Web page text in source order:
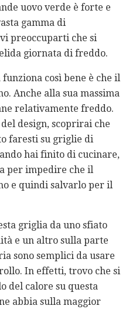
uovo verde è forte e
gamma di
preoccuparti che si
giornata di freddo.
così bene è che il
Anche alla sua massima
relativamente freddo.
design, scoprirai che
faresti su griglie di
hai finito di cucinare,
per impedire che il
e quindi salvarlo per il
griglia da uno sfiato
e un altro sulla parte
sono semplici da usare
In effetti, trovo che si
del calore su questa
abbia sulla maggior